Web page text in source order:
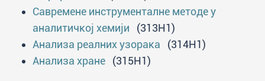
Могу да унапређују своје знање и
прате развој технологије и струке
целог живота.
Савремене инструменталне методе у
аналитичкој хемији (313H1)
Анализа реалних узорака (314H1)
Анализа хране (315H1)